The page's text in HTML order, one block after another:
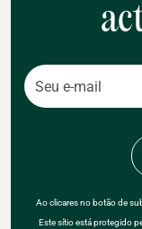
Ao clicares no botão de
Este sítio está protegido